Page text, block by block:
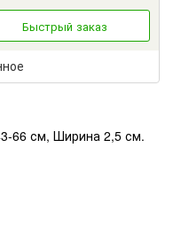
Быстрый заказ
66 см, Ширина 2,5 см.